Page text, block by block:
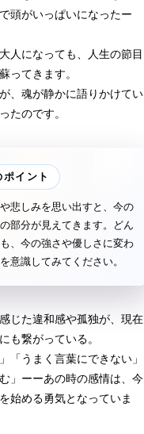
頭がいっぱいになったー
人になっても、人生の節目
ってきます。
、魂が静かに語りかけてい
たのです。
イント
悲しみを思い出すと、今の
部分が見えてきます。どん
、今の強さや優しさに変わ
意識してみてください。
じた違和感や孤独が、現在
も繋がっている。
「うまく言葉にできない」
」ーーあの時の感情は、今
始める勇気となっていま